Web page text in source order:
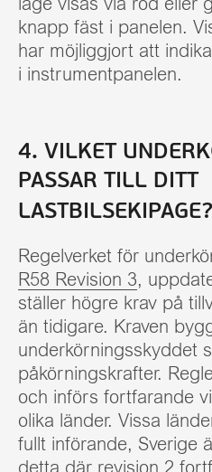
läge visas via röd eller
knapp fäst i panelen.
har möjliggjort att
i instrumentpanelen.
4. VILKET
PASSAR TILL DITT
LASTBILSEKIPAGE?
Regelverket för
R58 Revision 3,
ställer högre krav på
än tidigare. Kraven
underkörningsskyddet
påkörningskrafter.
och införs fortfarande
olika länder. Vissa
fullt införande, Sverige
detta där revision 2